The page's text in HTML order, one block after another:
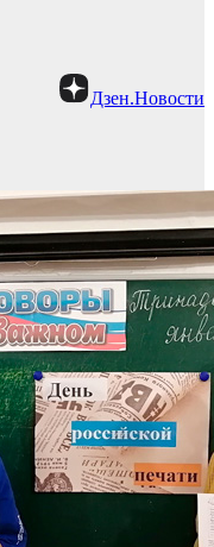
Дзен.Новости